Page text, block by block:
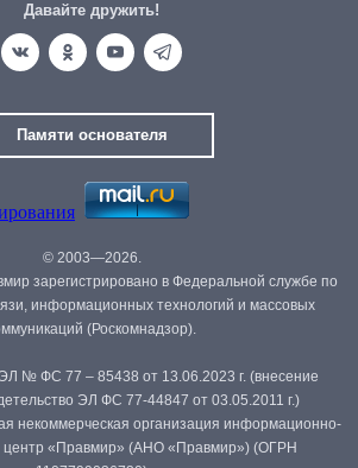
Давайте дружить!
Памяти основателя
© 2003—2026.
зарегистрировано в Федеральной службе по
информационных технологий и массовых
(Роскомнадзор).
№ ФС 77 – 85438 от 13.06.2023 г. (внесение
ЭЛ ФС 77-44847 от 03.05.2011 г.)
некоммерческая организация информационно-
центр «Правмир» (АНО «Правмир») (ОГРН